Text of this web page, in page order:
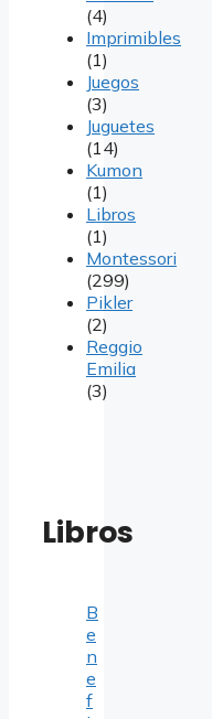
(4)
Imprimibles
(1)
Juegos
(3)
Juguetes
(14)
Kumon
(1)
Libros
(1)
Montessori
(299)
Pikler
(2)
Reggio
Emilia
(3)
Libros
B
e
n
e
f